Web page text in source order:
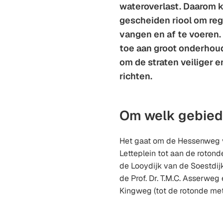
wateroverlast. Daarom
gescheiden riool om
vangen en af te
toe aan groot
om de straten veiliger
richten.
Om welk
Het gaat om de Hessenweg
Letteplein tot aan de
de Looydijk van de
de Prof. Dr. T.M.C.
Kingweg (tot de rotonde